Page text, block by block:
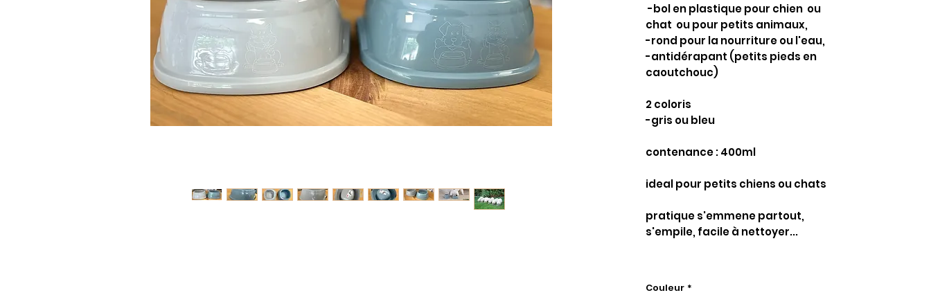
-bol en plastique pour chien ou
chat ou pour petits animaux,
-rond pour la nourriture ou l'eau,
-antidérapant (petits pieds en
caoutchouc)
2 coloris
-gris ou bleu
contenance : 400ml
ideal pour petits chiens ou chats
pratique s'emmene partout,
s'empile, facile à nettoyer...
Couleur *